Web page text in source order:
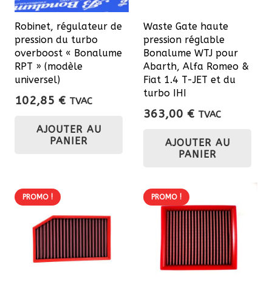
Robinet, régulateur de
pression du turbo
overboost « Bonalume
RPT » (modèle
universel)
102,85 € TVAC
AJOUTER AU
PANIER
Waste Gate haute
pression réglable
Bonalume WTJ pour
Abarth, Alfa Romeo &
Fiat 1.4 T-JET et du
turbo IHI
363,00 € TVAC
AJOUTER AU
PANIER
PROMO ! PROMO !